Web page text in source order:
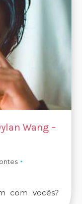
Wang –
com vocês?